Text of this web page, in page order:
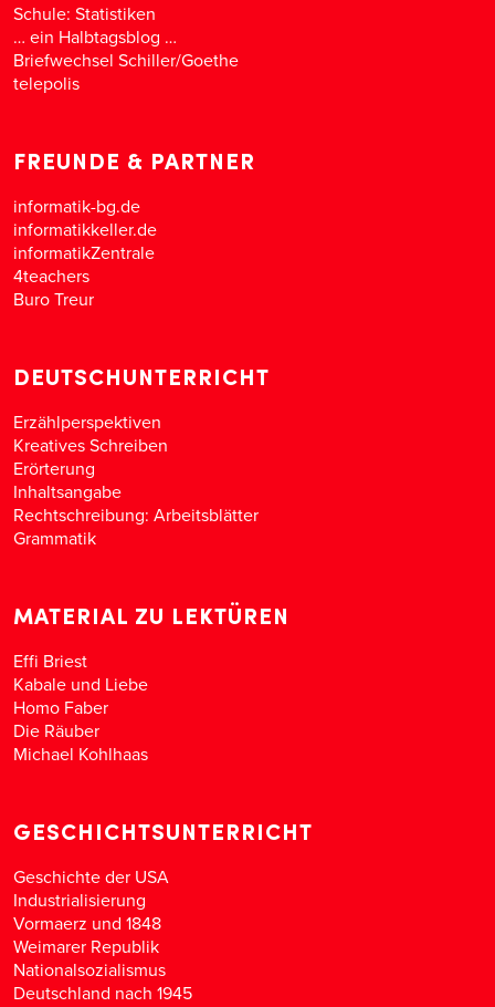
Schule: Statistiken
… ein Halbtagsblog …
Briefwechsel Schiller/Goethe
telepolis
FREUNDE & PARTNER
informatik-bg.de
informatikkeller.de
informatikZentrale
4teachers
Buro Treur
DEUTSCHUNTERRICHT
Erzählperspektiven
Kreatives Schreiben
Erörterung
Inhaltsangabe
Rechtschreibung: Arbeitsblätter
Grammatik
MATERIAL ZU LEKTÜREN
Effi Briest
Kabale und Liebe
Homo Faber
Die Räuber
Michael Kohlhaas
GESCHICHTSUNTERRICHT
Geschichte der USA
Industrialisierung
Vormaerz und 1848
Weimarer Republik
Nationalsozialismus
Deutschland nach 1945